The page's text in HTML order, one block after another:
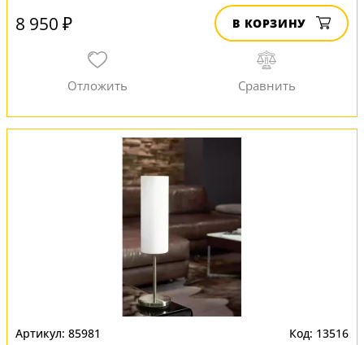
8 950 ₽ В КОРЗИНУ
85981 13516